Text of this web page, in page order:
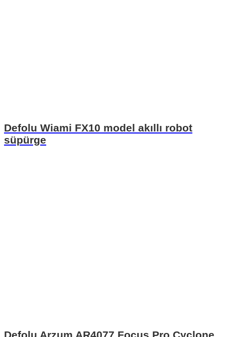
Defolu Wiami FX10 model akıllı robot
süpürge
Defolu Arzum AR4077 Focus Pro Cyclone